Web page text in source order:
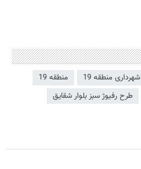
شهرداری منطقه 19
منطقه 19
طرح رفیوژ سبز بلوار شقایق